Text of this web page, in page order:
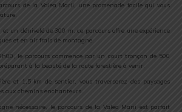
de la Valea Marii, une promenade facile qui vous
un dénivelé de 300 m, ce parcours offre une expérience
et en air frais de montagne.
le parcours commence par un court tronçon de 500
à la beauté de la route forestière à venir.
et 1,5 km de sentier, vous traverserez des paysages
aux chemins enchanteurs.
nécessaire, le parcours de la Valea Marii est parfait